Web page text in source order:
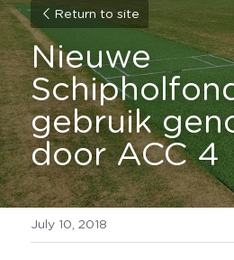
Return to site
Nieuwe
gebruik
door
July 10, 2018